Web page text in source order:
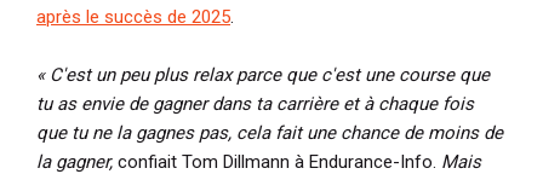
après le succès de 2025.
« C'est un peu plus relax parce que c'est une course que
tu as envie de gagner dans ta carrière et à chaque fois
que tu ne la gagnes pas, cela fait une chance de moins de
la gagner, confiait Tom Dillmann à Endurance-Info. Mais